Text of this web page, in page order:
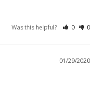
Was this helpful? 0 0
01/29/2020